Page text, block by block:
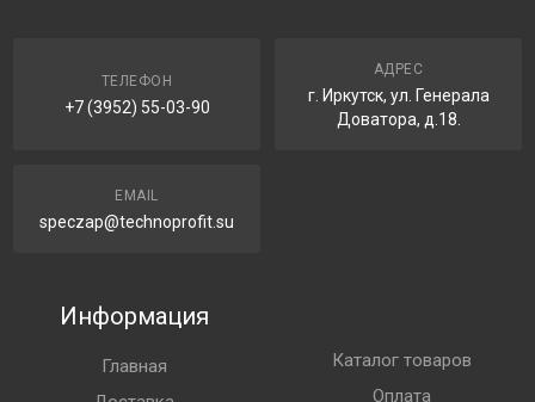
ТЕЛЕФОН
+7 (3952) 55-03-90
АДРЕС
г. Иркутск, ул. Генерала
Доватора, д.18.
EMAIL
speczap@technoprofit.su
Информация
Главная
Каталог товаров
Оплата